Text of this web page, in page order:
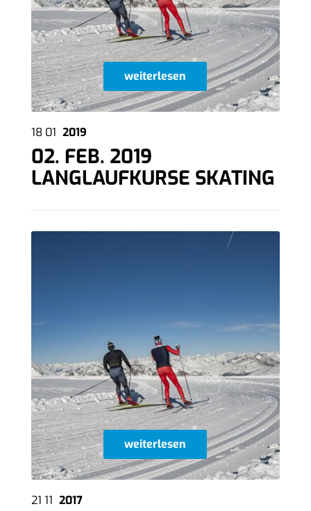
weiterlesen
18 01 2019
02. FEB. 2019
LANGLAUFKURSE SKATING
weiterlesen
21 11 2017